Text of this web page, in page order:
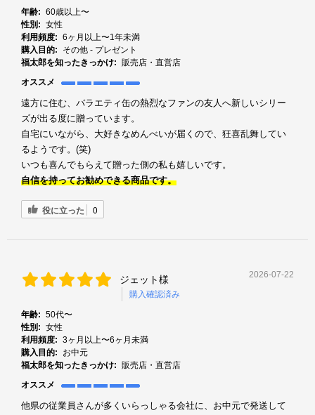
年齢: 60歳以上〜
性別: 女性
利用頻度: 6ヶ月以上〜1年未満
購入目的:
その他 - プレゼント
福太郎を知ったきっかけ: 販売店・直営店
オススメ
遠方に住む、バラエティ缶の熱烈なファンの友人へ新しいシリー
ズが出る度に贈っています。
自宅にいながら、大好きなめんべいが届くので、狂喜乱舞してい
るようです。(笑)
いつも喜んでもらえて贈った側の私も嬉しいです。
自信を持ってお勧めできる商品です。
役に立った 0
ジェット様
購入確認済み
2026-07-22
年齢: 50代〜
性別: 女性
利用頻度: 3ヶ月以上〜6ヶ月未満
購入目的:
お中元
福太郎を知ったきっかけ: 販売店・直営店
オススメ
他県の従業員さんが多くいらっしゃる会社に、お中元で発送して